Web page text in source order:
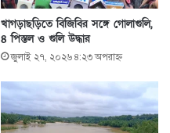
খাগড়াছড়িতে বিজিবির সঙ্গে গোলাগুলি,
৪ পিস্তল ও গুলি উদ্ধার
জুলাই ২৭, ২০২৬ ৪:২৩ অপরাহ্ণ